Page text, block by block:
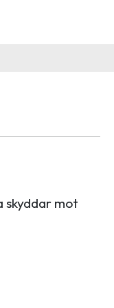
skyddar mot